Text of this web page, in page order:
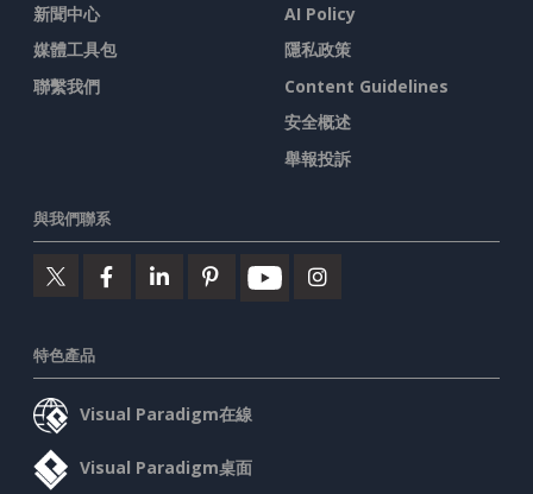
新聞中心
媒體工具包
聯繫我們
AI Policy
隱私政策
Content Guidelines
安全概述
舉報投訴
與我們聯系
特色產品
Visual Paradigm在線
Visual Paradigm桌面